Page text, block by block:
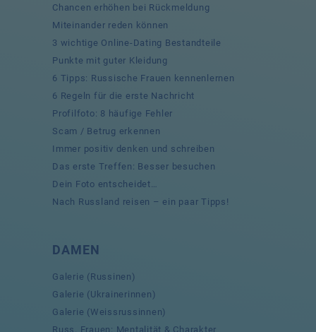
Chancen erhöhen bei Rückmeldung
Miteinander reden können
3 wichtige Online-Dating Bestandteile
Punkte mit guter Kleidung
6 Tipps: Russische Frauen kennenlernen
6 Regeln für die erste Nachricht
Profilfoto: 8 häufige Fehler
Scam / Betrug erkennen
Immer positiv denken und schreiben
Das erste Treffen: Besser besuchen
Dein Foto entscheidet…
Nach Russland reisen – ein paar Tipps!
DAMEN
Galerie (Russinen)
Galerie (Ukrainerinnen)
Galerie (Weissrussinnen)
Russ. Frauen: Mentalität & Charakter